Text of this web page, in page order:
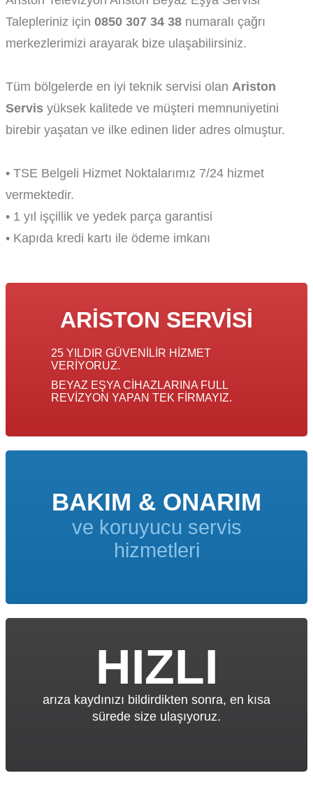
Talepleriniz için 0850 307 34 38 numaralı çağrı
merkezlerimizi arayarak bize ulaşabilirsiniz.
Tüm bölgelerde en iyi teknik servisi olan Ariston
Servis yüksek kalitede ve müşteri memnuniyetini
birebir yaşatan ve ilke edinen lider adres olmuştur.
• TSE Belgeli Hizmet Noktalarımız 7/24 hizmet
vermektedir.
• 1 yıl işçillik ve yedek parça garantisi
• Kapıda kredi kartı ile ödeme imkanı
ARISTON SERVISI
25 YILDIR GÜVENILIR HIZMET
VERIYORUZ.
BEYAZ EŞYA CIHAZLARINA FULL
REVIZYON YAPAN TEK FIRMAYIZ.
BAKIM & ONARIM
ve koruyucu servis
hizmetleri
HIZLI
arıza kaydınızı bildirdikten sonra, en kısa
sürede size ulaşıyoruz.